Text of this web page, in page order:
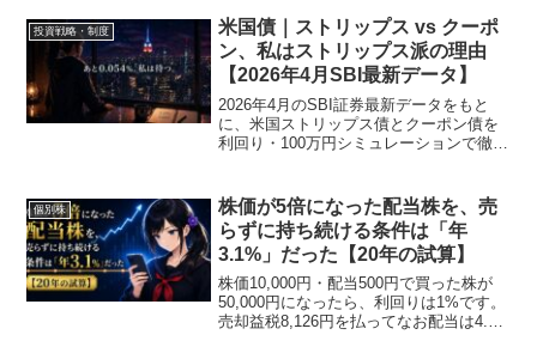
万円で約3.8年です。
投資戦略・制度
米国債｜ストリップス vs クーポ
ン、私はストリップス派の理由
【2026年4月SBI最新データ】
2026年4月のSBI証券最新データをもと
に、米国ストリップス債とクーポン債を
利回り・100万円シミュレーションで徹底
を3つの根拠とともに解説します。
個別株
株価が5倍になった配当株を、売
らずに持ち続ける条件は「年
3.1%」だった【20年の試算】
株価10,000円・配当500円で買った株が
50,000円になったら、利回りは1%です。
売却益税8,126円を払ってなお配当は4.19